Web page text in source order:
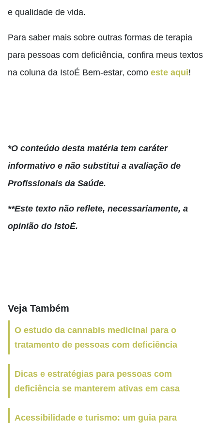
e qualidade de vida.
Para saber mais sobre outras formas de terapia
para pessoas com deficiência, confira meus textos
na coluna da IstoÉ Bem-estar, como este aqui!
*O conteúdo desta matéria tem caráter
informativo e não substitui a avaliação de
Profissionais da Saúde.
**Este texto não reflete, necessariamente, a
opinião do IstoÉ.
Veja Também
O estudo da cannabis medicinal para o
tratamento de pessoas com deficiência
Dicas e estratégias para pessoas com
deficiência se manterem ativas em casa
Acessibilidade e turismo: um guia para